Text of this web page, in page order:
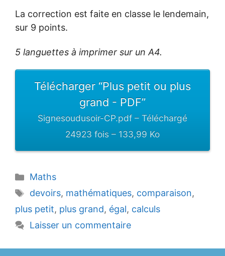
La correction est faite en classe le lendemain,
sur 9 points.
5 languettes à imprimer sur un A4.
Télécharger “Plus petit ou plus
grand - PDF”
Signesoudusoir-CP.pdf – Téléchargé
24923 fois – 133,99 Ko
Catégories
Maths
Étiquettes
devoirs, mathématiques, comparaison,
plus petit, plus grand, égal, calculs
Laisser un commentaire